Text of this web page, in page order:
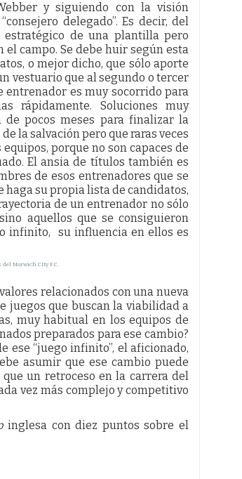
y siguiendo con la visión
delegado”. Es decir, del
de una plantilla pero
el campo. Se debe huir según esta
o mejor dicho, que sólo aporte
vestuario que al segundo o tercer
entrenador es muy socorrido para
rápidamente. Soluciones muy
pocos meses para finalizar la
la salvación pero que raras veces
porque no son capaces de
El ansia de títulos también es
de esos entrenadores que se
haga su propia lista de candidatos,
de un entrenador no sólo
aquellos que se consiguieron
infinito, su influencia en ellos es
Norwich CIty F.C.
relacionados con una nueva
juegos que buscan la viabilidad a
muy habitual en los equipos de
preparados para ese cambio?
ese “juego infinito”, el aficionado,
asumir que ese cambio puede
un retroceso en la carrera del
vez más complejo y competitivo
inglesa con diez puntos sobre el